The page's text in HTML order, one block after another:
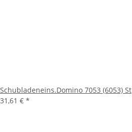
Schubladeneins.Domino 7053 (6053) St
31,61 € *